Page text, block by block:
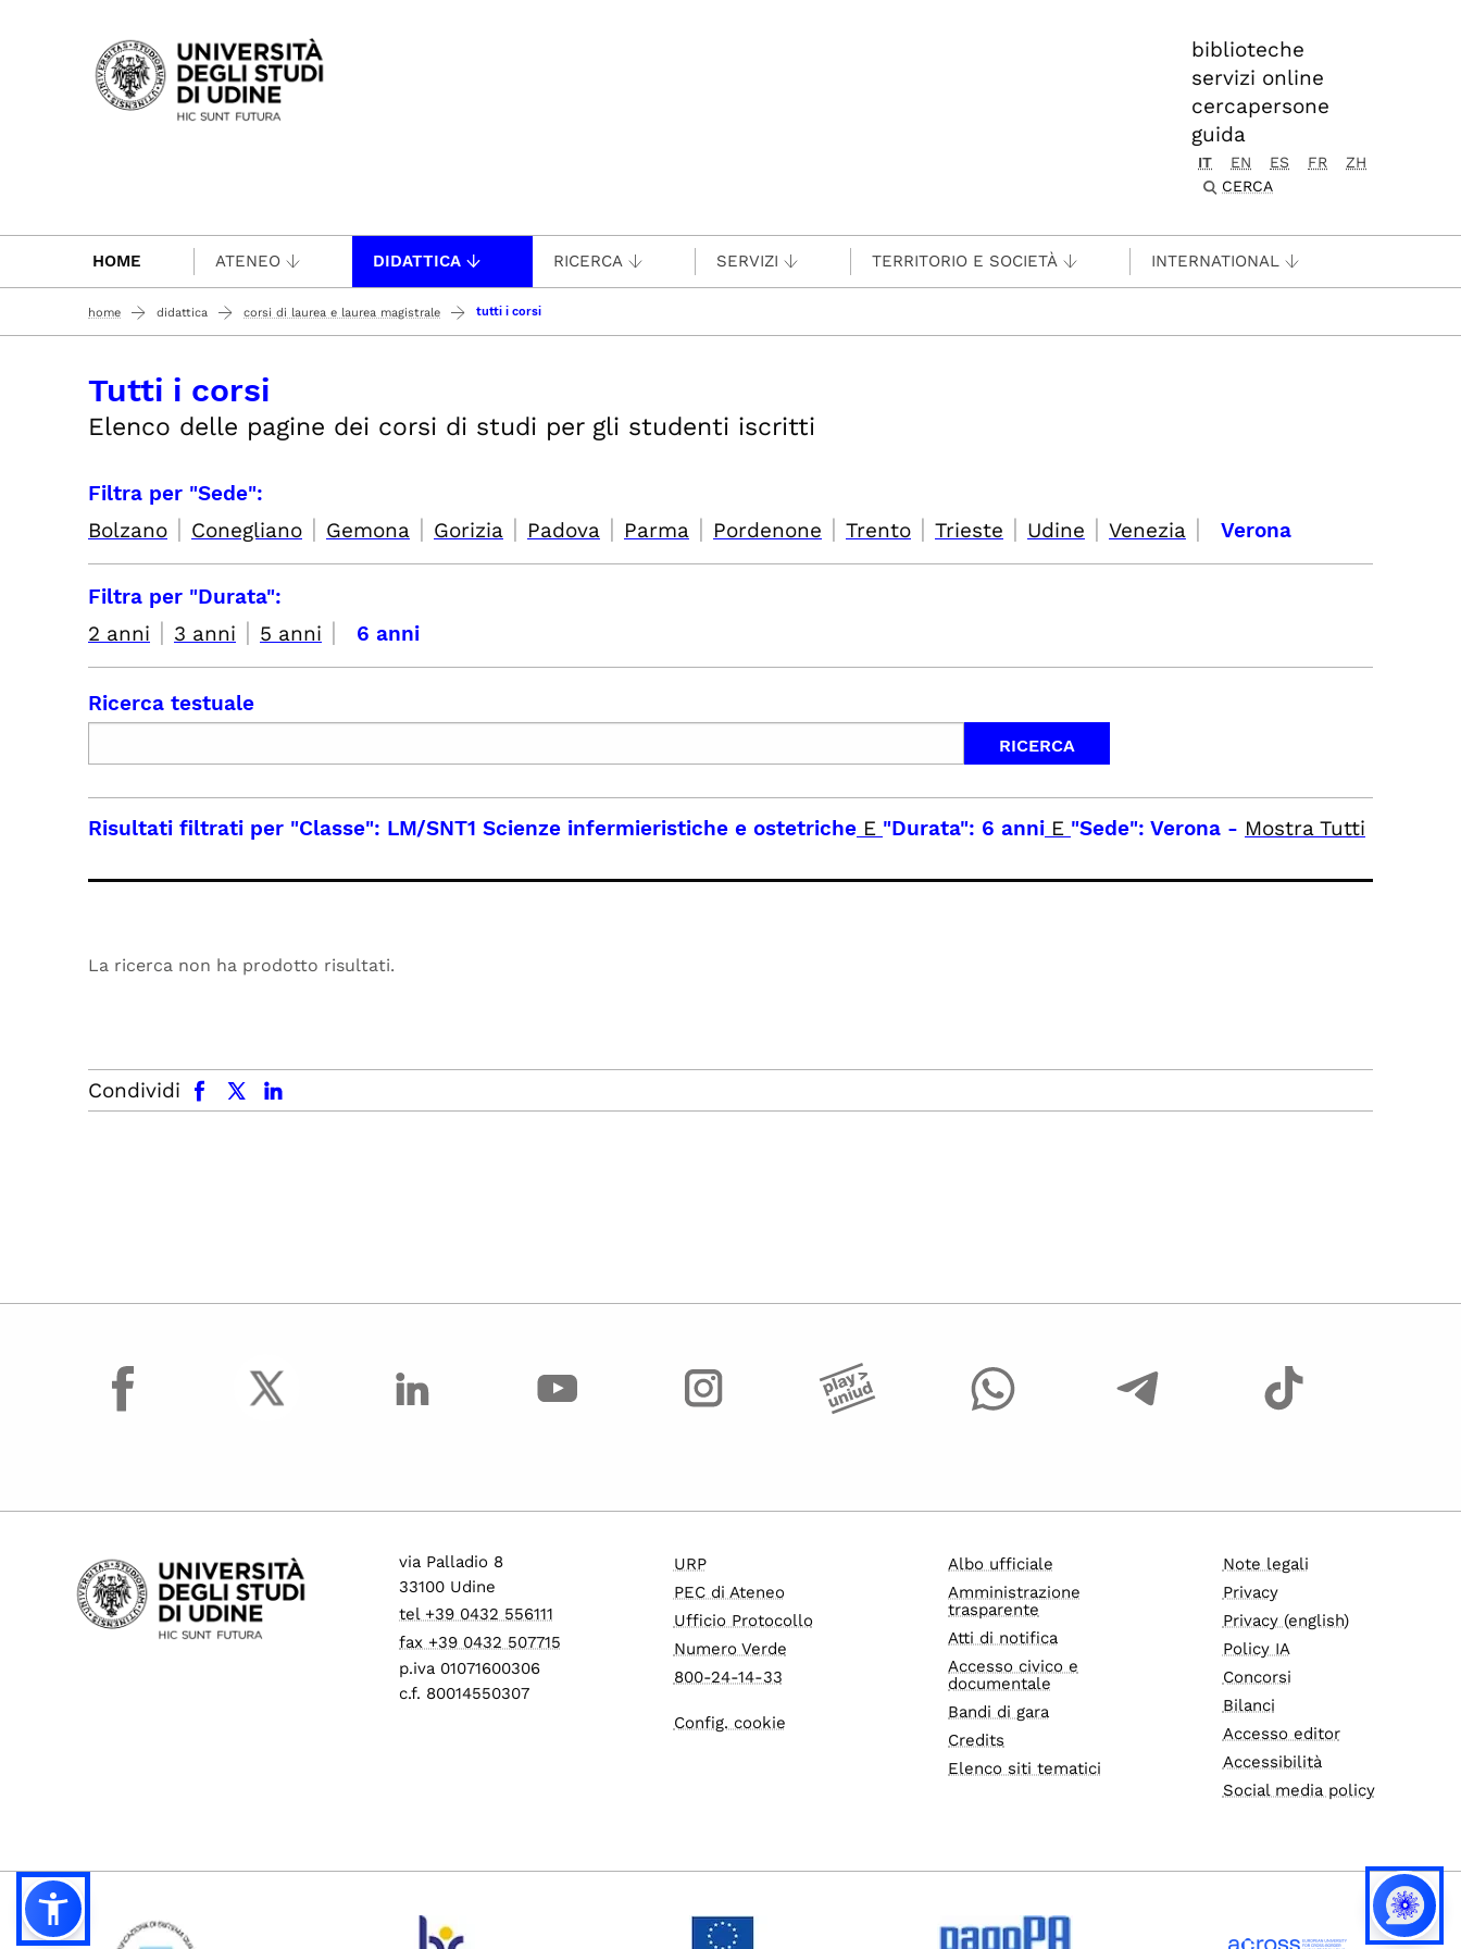
Passa al contenuto principale
biblioteche
servizi online
cercapersone
guida
IT EN ES FR
ZH
CERCA
HOME ATENEO DIDATTICA RICERCA SERVIZI TERRITORIO E SOCIETÀ INTERNATIONAL
home didattica corsi di laurea e laurea magistrale tutti i corsi
Tutti i corsi
Elenco delle pagine dei corsi di studi per gli studenti iscritti
Filtra per "Sede":
Bolzano | Conegliano | Gemona | Gorizia | Padova | Parma | Pordenone | Trento | Trieste | Udine | Venezia | Verona
Filtra per "Durata":
2 anni | 3 anni | 5 anni | 6 anni
Ricerca testuale
Risultati filtrati per "Classe": LM/SNT1 Scienze infermieristiche e ostetriche E "Durata": 6 anni E "Sede": Verona - Mostra Tutti
La ricerca non ha prodotto risultati.
Condividi
facebook x.com linkedin
facebook
via Palladio 8
33100 Udine
tel +39 0432 556111
fax +39 0432 507715
p.iva 01071600306
c.f. 80014550307
URP
PEC di Ateneo
Ufficio Protocollo
Numero Verde
800-24-14-33
Config. cookie
Albo ufficiale
Amministrazione
trasparente
Atti di notifica
Accesso civico e
documentale
Bandi di gara
Credits
Elenco siti tematici
Note legali
Privacy
Privacy (english)
Policy IA
Concorsi
Bilanci
Accesso editor
Accessibilità
Social media policy